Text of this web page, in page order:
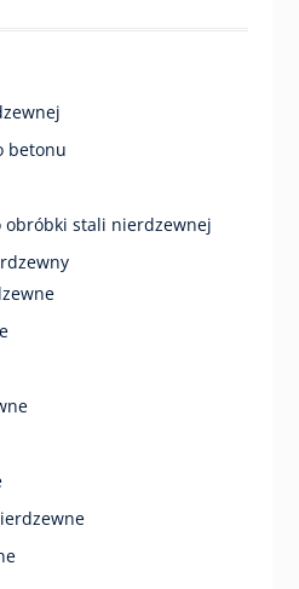
betonu
obróbki stali nierdzewnej